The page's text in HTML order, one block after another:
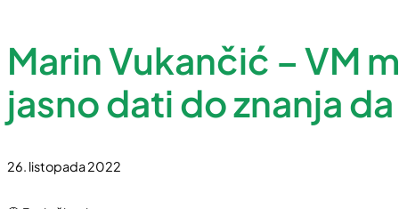
Marin Vukančić – VM
jasno dati do znanja
26. listopada 2022